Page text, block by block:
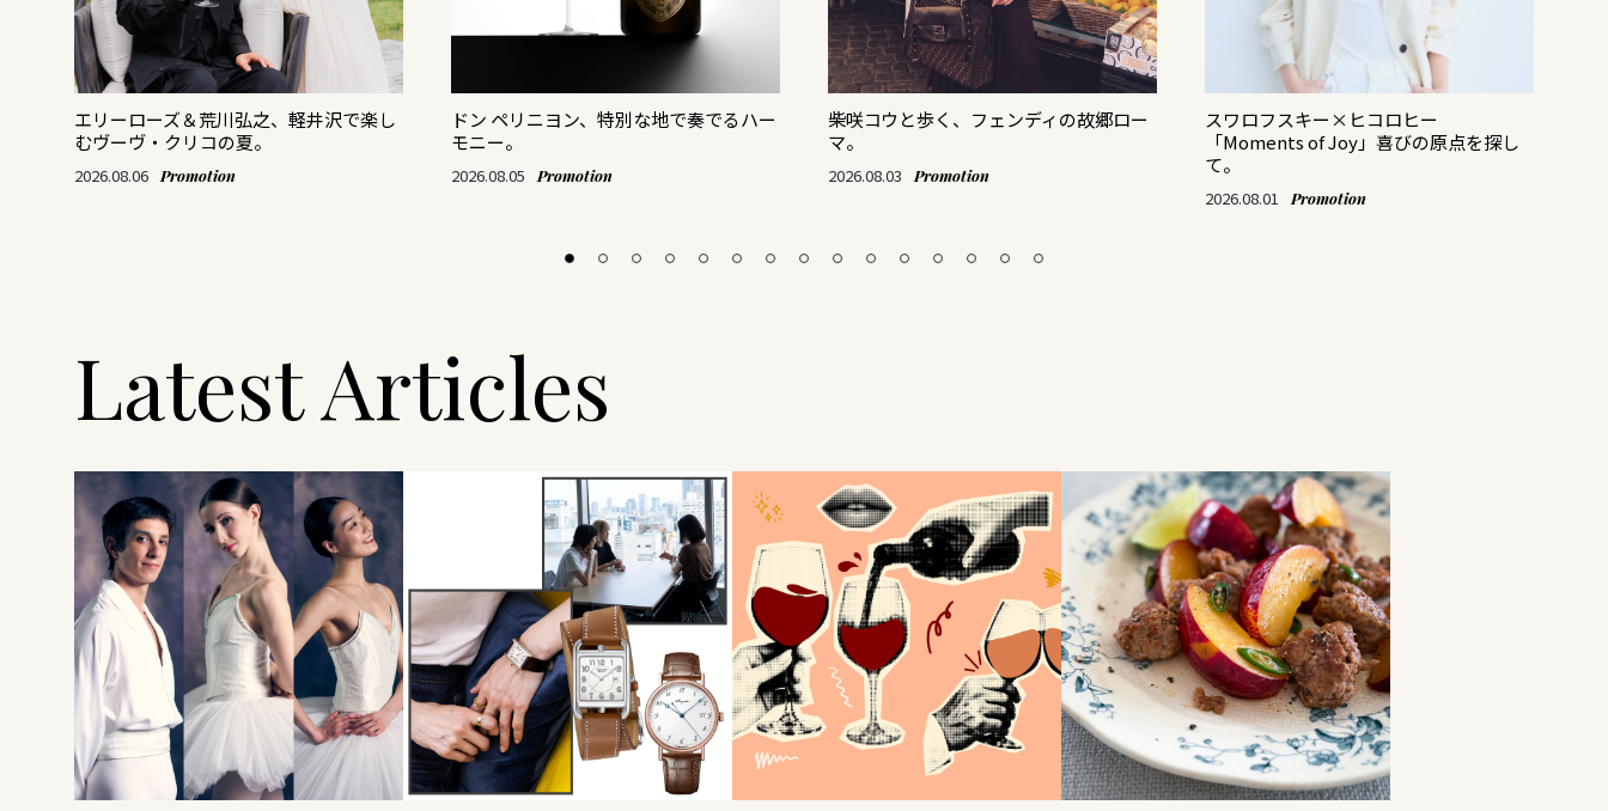
エリーローズ＆荒川弘之、軽井沢で楽し
むヴーヴ・クリコの夏。
2026.08.06 Promotion
ドン ペリニヨン、特別な地で奏でるハー
モニー。
2026.08.05 Promotion
柴咲コウと歩く、フェンディの故郷ロー
マ。
2026.08.03 Promotion
スワロフスキー×ヒコロヒー
「Moments of Joy」喜びの原点を探し
て。
2026.08.01 Promotion
Latest Articles